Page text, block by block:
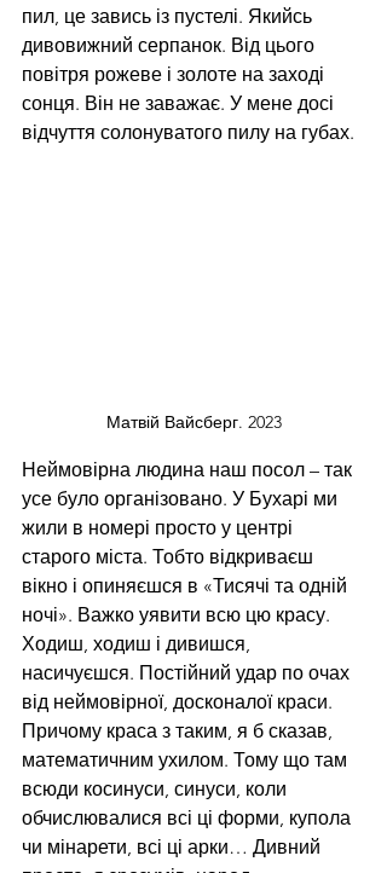
пил, це завись із пустелі. Якийсь
дивовижний серпанок. Від цього
повітря рожеве і золоте на заході
сонця. Він не заважає. У мене досі
відчуття солонуватого пилу на губах.
Матвій Вайсберг. 2023
Неймовірна людина наш посол – так
усе було організовано. У Бухарі ми
жили в номері просто у центрі
старого міста. Тобто відкриваєш
вікно і опиняєшся в «Тисячі та одній
ночі». Важко уявити всю цю красу.
Ходиш, ходиш і дивишся,
насичуєшся. Постійний удар по очах
від неймовірної, досконалої краси.
Причому краса з таким, я б сказав,
математичним ухилом. Тому що там
всюди косинуси, синуси, коли
обчислювалися всі ці форми, купола
чи мінарети, всі ці арки… Дивний